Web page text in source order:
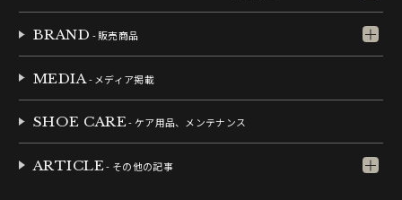
BRAND - 販売商品
MEDIA- メディア掲載
SHOE CARE- ケア用品、メンテナンス
ARTICLE- その他の記事